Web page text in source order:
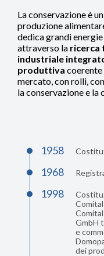
La conservazione è
produzione
dedica grandi
attraverso la ricerca
industriale
produttiva coerente
mercato, con rolli,
la conservazione e la
1958
1968
1998
GmbH
e
dei